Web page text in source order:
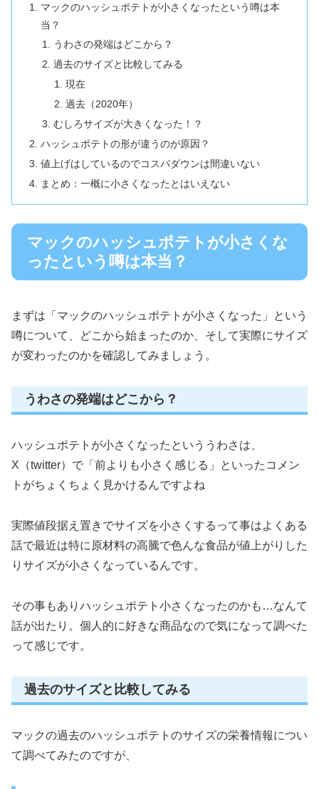
マックのハッシュポテトが小さくなったという噂は本
当？
うわさの発端はどこから？
過去のサイズと比較してみる
現在
過去（2020年）
むしろサイズが大きくなった！？
ハッシュポテトの形が違うのが原因？
値上げはしているのでコスパダウンは間違いない
まとめ：一概に小さくなったとはいえない
マックのハッシュポテトが小さくな
ったという噂は本当？
まずは「マックのハッシュポテトが小さくなった」という
噂について、どこから始まったのか、そして実際にサイズ
が変わったのかを確認してみましょう。
うわさの発端はどこから？
ハッシュポテトが小さくなったといううわさは、
X（twitter）で「前よりも小さく感じる」といったコメン
トがちょくちょく見かけるんですよね
実際値段据え置きでサイズを小さくするって事はよくある
話で最近は特に原材料の高騰で色んな食品が値上がりした
りサイズが小さくなっているんです。
その事もありハッシュポテト小さくなったのかも…なんて
話が出たり。個人的に好きな商品なので気になって調べた
って感じです。
過去のサイズと比較してみる
マックの過去のハッシュポテトのサイズの栄養情報につい
て調べてみたのですが、